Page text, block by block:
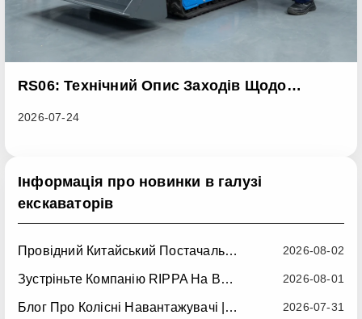
RS06: Технічний Опис Заходів Щодо
Ковзаючим Механізмом
2026-07-24
Інформація про новинки в галузі
екскаваторів
2026-08-02
Провідний Китайський Постачальник Міні-Колісних Навантажувачів: Надійні Компактні Колісні Навантажувачі Для Світових Ринків
2026-08-01
Зустріньте Компанію RIPPA На Виставці Expointer 2026 У Бразилії
2026-07-31
Блог Про Колісні Навантажувачі | Поради, Інструкції Та Навісне Обладнання